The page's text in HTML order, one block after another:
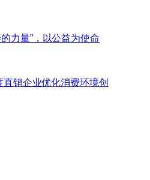
力量”，以公益为使命
直销企业优化消费环境创